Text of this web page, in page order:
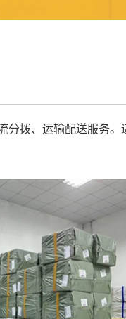
分拨、运输配送服务。